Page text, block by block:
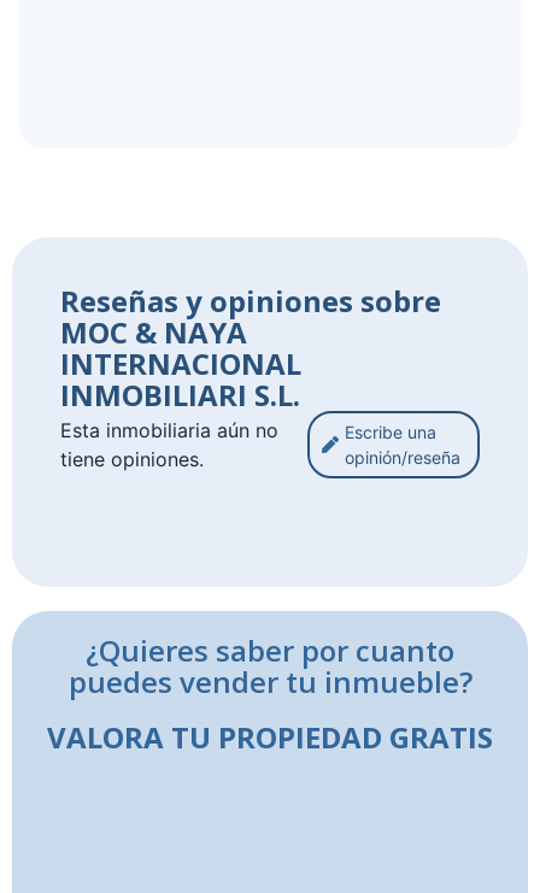
Reseñas y opiniones sobre
MOC & NAYA
INTERNACIONAL
INMOBILIARI S.L.
Esta inmobiliaria aún no
tiene opiniones.
Escribe una
opinión/reseña
¿Quieres saber por cuanto
puedes vender tu inmueble?
VALORA TU PROPIEDAD GRATIS